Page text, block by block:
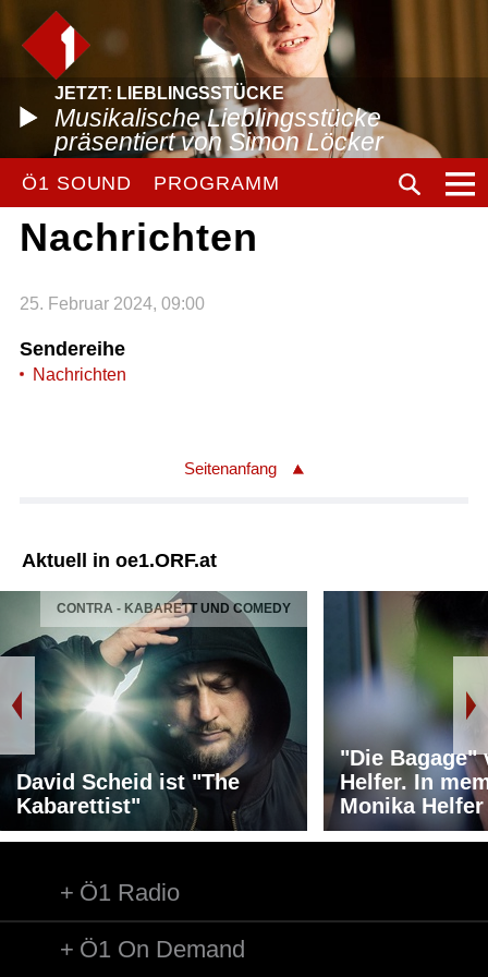
JETZT: LIEBLINGSSTÜCKE
Musikalische Lieblingsstücke
präsentiert von Simon Löcker
Ö1 SOUND PROGRAMM
Nachrichten
25. Februar 2024, 09:00
Sendereihe
Nachrichten
Seitenanfang
Aktuell in oe1.ORF.at
CONTRA - KABARETT UND COMEDY
David Scheid ist "The
Kabarettist"
"Die Bagage"
Helfer. In
Monika Helfer
Ö1 Radio
Ö1 On Demand